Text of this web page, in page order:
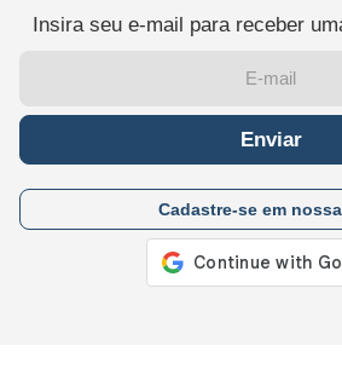
Insira seu e-mail para receber
Enviar
Cadastre-se em